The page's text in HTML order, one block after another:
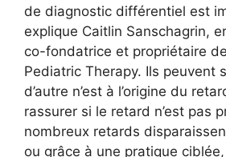
de diagnostic différentiel est
explique Caitlin Sanschagrin,
co-fondatrice et propriétaire
Pediatric Therapy. Ils peuvent
d’autre n’est à l’origine du
rassurer si le retard n’est pas
nombreux retards
ou grâce à une pratique